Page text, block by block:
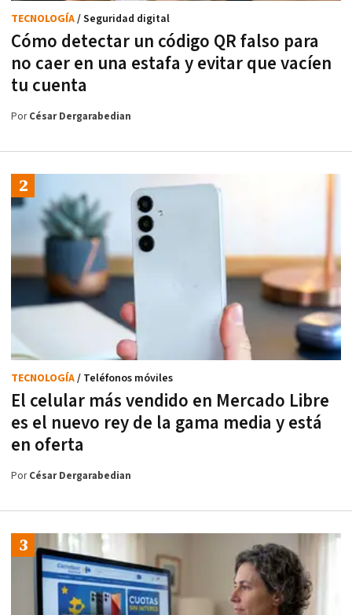
Cómo detectar un código QR falso para
no caer en una estafa y evitar que vacíen
tu cuenta
TECNOLOGÍA/ Seguridad digital
PorCésar Dergarabedian
El celular más vendido en Mercado Libre
es el nuevo rey de la gama media y está
en oferta
TECNOLOGÍA/ Teléfonos móviles
PorCésar Dergarabedian